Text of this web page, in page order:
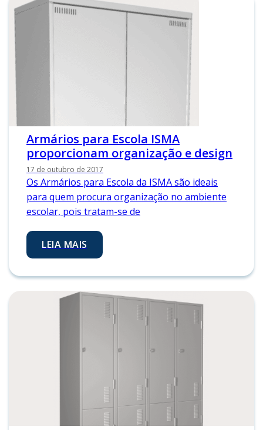
Armários para Escola ISMA
proporcionam organização e design
17 de outubro de 2017
Os Armários para Escola da ISMA são ideais
para quem procura organização no ambiente
escolar, pois tratam-se de
LEIA MAIS